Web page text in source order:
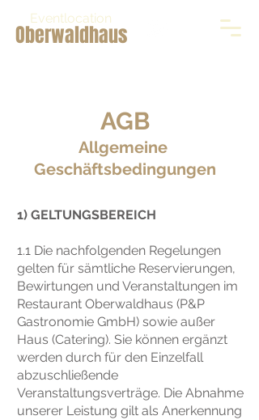
Eventlocation
Oberwaldhaus
AGB
Allgemeine
Geschäftsbedingungen
1) GELTUNGSBEREICH
1.1 Die nachfolgenden Regelungen
gelten für sämtliche Reservierungen,
Bewirtungen und Veranstaltungen im
Restaurant Oberwaldhaus (P&P
Gastronomie GmbH) sowie außer
Haus (Catering). Sie können ergänzt
werden durch für den Einzelfall
abzuschließende
Veranstaltungsverträge. Die Abnahme
unserer Leistung gilt als Anerkennung